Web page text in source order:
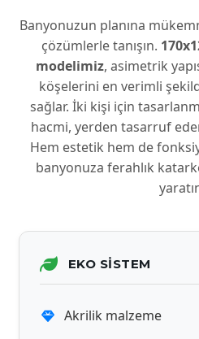
Banyonuzun planına
çözümlerle tanışın.
modelimiz, asimetrik
köşelerini en verimli
sağlar. İki kişi için
hacmi, yerden tasarruf
Hem estetik hem de
banyonuza ferahlık
EKO SISTEM
Akrilik malzeme